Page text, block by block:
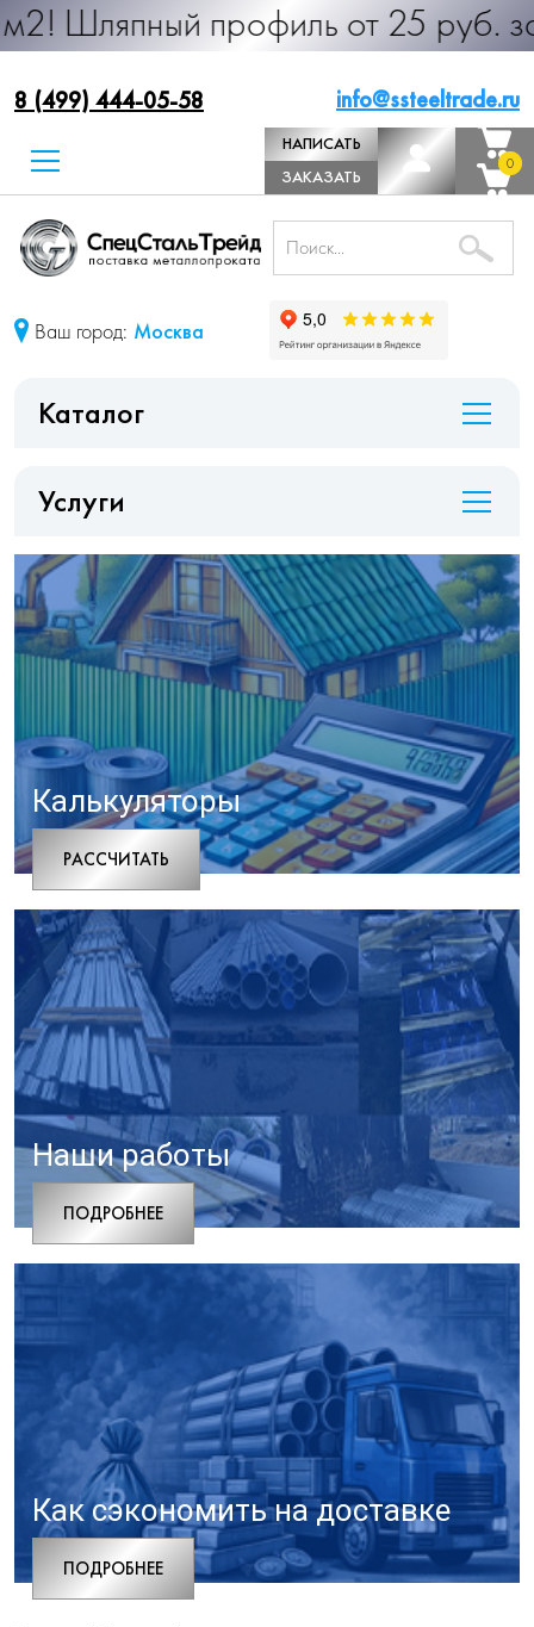
профиль от 25 руб. за м.п.
8 (499) 444-05-58 info@ssteeltrade.ru
НАПИСАТЬ
ДИРЕКТОРУ
ЗАКАЗАТЬ
ЗВОНОК
0
0
Ваш город: Москва
Каталог
Услуги
Калькуляторы
РАCСЧИТАТЬ
Наши работы
ПОДРОБНЕЕ
Как сэкономить на доставке
ПОДРОБНЕЕ